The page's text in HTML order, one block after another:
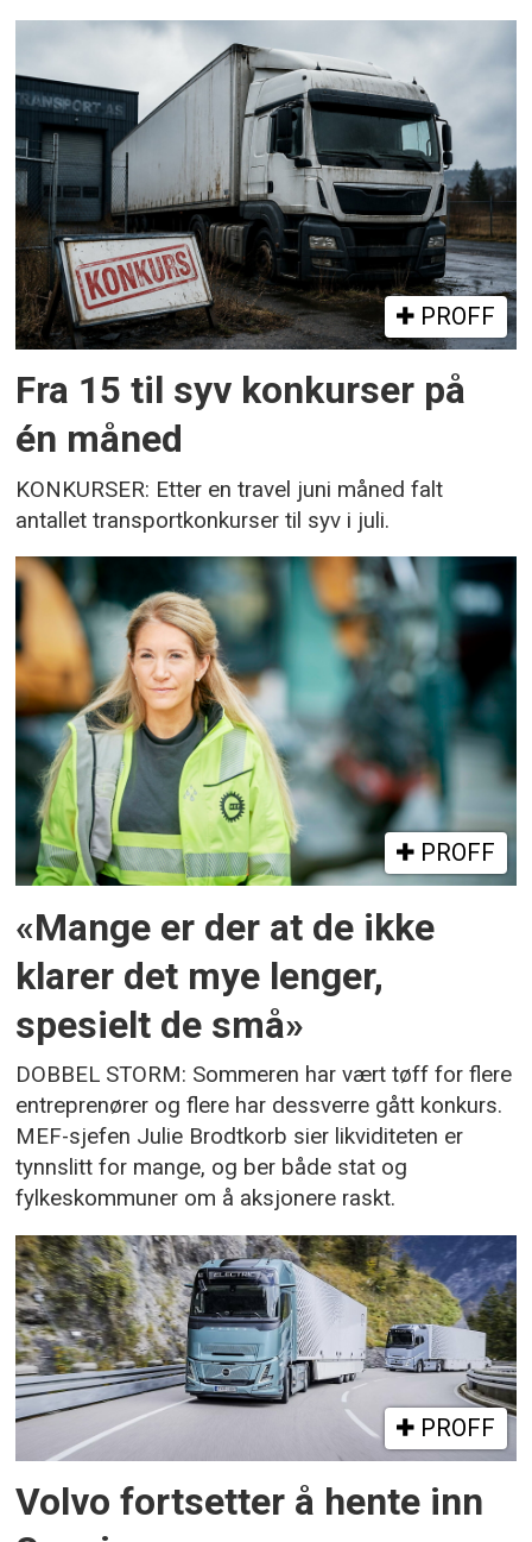
PROFF
Fra 15 til syv konkurser på
én måned
KONKURSER: Etter en travel juni måned falt
antallet transportkonkurser til syv i juli.
PROFF
«Mange er der at de ikke
klarer det mye lenger,
spesielt de små»
DOBBEL STORM: Sommeren har vært tøff for flere
entreprenører og flere har dessverre gått konkurs.
MEF-sjefen Julie Brodtkorb sier likviditeten er
tynnslitt for mange, og ber både stat og
fylkeskommuner om å aksjonere raskt.
PROFF
Volvo fortsetter å hente inn